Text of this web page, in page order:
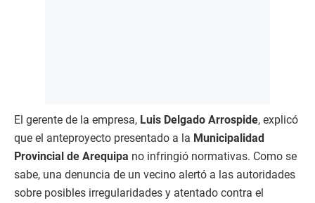
El gerente de la empresa, Luis Delgado Arrospide, explicó
que el anteproyecto presentado a la Municipalidad
Provincial de Arequipa no infringió normativas. Como se
sabe, una denuncia de un vecino alertó a las autoridades
sobre posibles irregularidades y atentado contra el